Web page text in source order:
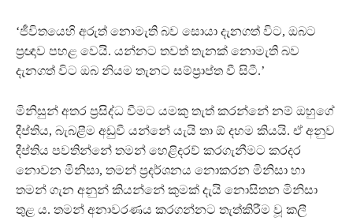
‘ජීවිතයෙහි අරුත් නොමැති බව සොයා දැනගත් විට, ඔබට
ප‍්‍රඥාව පහළ වෙයි. යන්නට තවත් තැනක් නොමැති බව
දැනගත් විට ඔබ නියම තැනට සම්ප‍්‍රාප්ත වී සිටී.’
මිනිසුන් අතර ප‍්‍රසිද්ධ වීමට යමකු තැත් කරන්නේ නම් ඔහුගේ
දීප්තිය, බැබළීම අඩුවී යන්නේ යැයි තා ඕ දහම කියයි. ඒ අනුව
දීප්තිය පවතින්නේ තමන් හෙළිදරව් කරගැනීමට කරදර
නොවන මිනිසා, තමන් ප‍්‍රදර්ශනය නොකරන මිනිසා හා
තමන් ගැන අනුන් කියන්නේ කුමක් දැයි නොසිතන මිනිසා
තුළ ය. තමන් අනාවරණය කරගන්නට තැත්කිරීම වූ කලී